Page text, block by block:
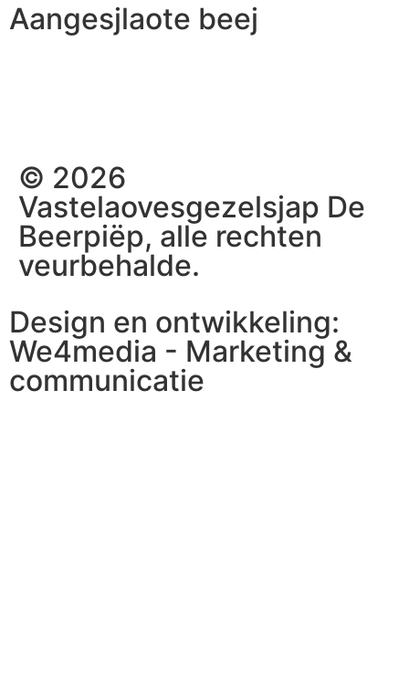
Aangesjlaote beej
© 2026
Vastelaovesgezelsjap De
Beerpiëp, alle rechten
veurbehalde.
Design en ontwikkeling:
We4media - Marketing &
communicatie